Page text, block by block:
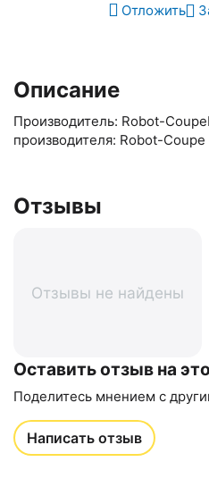
Отложить
Описание
Производитель: Robot-
производителя: Robot-Coupe
Отзывы
Отзывы не найдены
Оставить отзыв на
Поделитесь мнением с
Написать отзыв